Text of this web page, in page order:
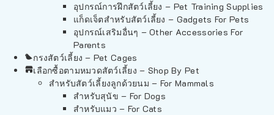
อุปกรณ์การฝึกสัตว์เลี้ยง – Pet Training Supplies
แก็ดเจ็ตสำหรับสัตว์เลี้ยง – Gadgets For Pets
อุปกรณ์เสริมอื่นๆ – Other Accessories For
Parents
กรงสัตว์เลี้ยง – Pet Cages
เลือกซื้อตามหมวดสัตว์เลี้ยง – Shop By Pet
สำหรับสัตว์เลี้ยงลูกด้วยนม – For Mammals
สำหรับสุนัข – For Dogs
สำหรับแมว – For Cats